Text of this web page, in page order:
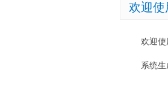
欢迎使
欢迎
系统